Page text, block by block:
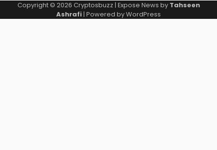
Copyright © 2026 Cryptosbuzz | Expose News by Tahseen
Ashrafi | Powered byWordPress